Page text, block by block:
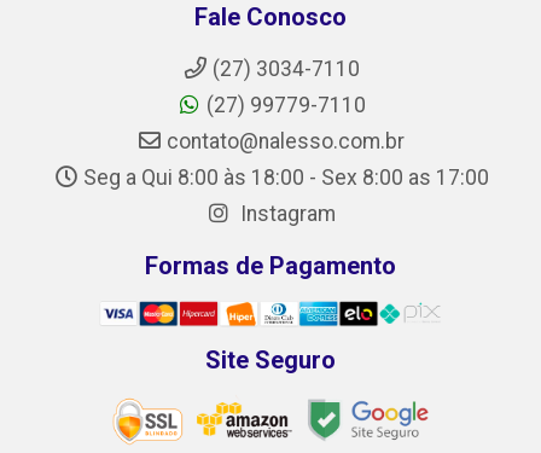
Fale Conosco
(27) 3034-7110
(27) 99779-7110
contato@nalesso.com.br
Seg a Qui 8:00 às 18:00 - Sex 8:00 as 17:00
Instagram
Formas de Pagamento
Site Seguro